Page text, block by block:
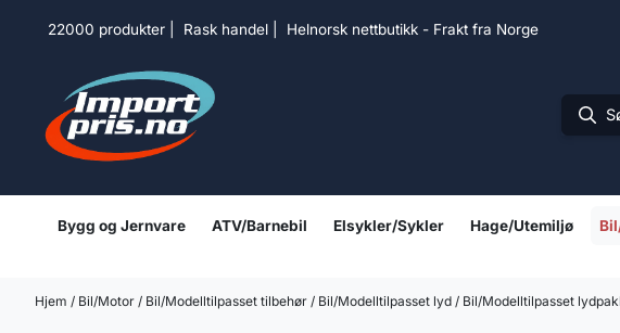
Hopp til innhold
22000 produkter | Rask handel | Helnorsk nettbutikk - Frakt fra Norge
Bygg og Jernvare ATV/Barnebil Elsykler/Sykler Hage/Utemiljø
Hjem / Bil/Motor / Bil/Modelltilpasset tilbehør / Bil/Modelltilpasset lyd / Bil/Modelltilpasset